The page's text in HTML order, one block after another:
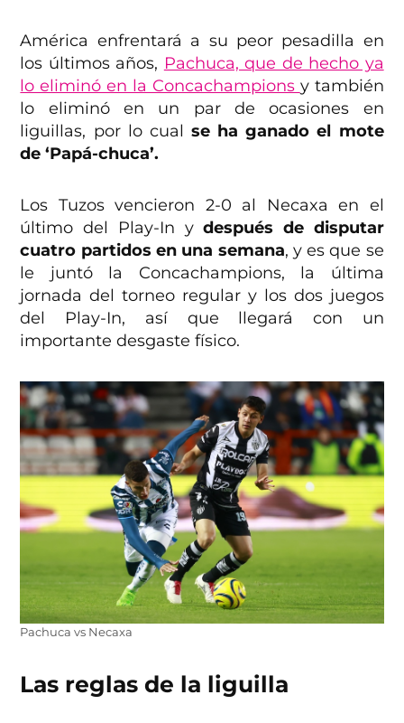
América enfrentará a su peor pesadilla en
los últimos años, Pachuca, que de hecho ya
lo eliminó en la Concachampions y también
lo eliminó en un par de ocasiones en
liguillas, por lo cual se ha ganado el mote
de ‘Papá-chuca’.
Los Tuzos vencieron 2-0 al Necaxa en el
último del Play-In ydespués de disputar
cuatro partidos en una semana, y es que se
le juntó la Concachampions, la última
jornada del torneo regular y los dos juegos
del Play-In, así que llegará con un
importante desgaste físico.
Pachuca vs Necaxa
Las reglas de la liguilla